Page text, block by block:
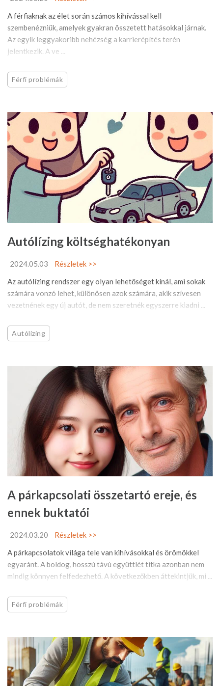
A férfiaknak az élet során számos kihívással kell
szembenézniük, amelyek gyakran összetett hatásokkal járnak.
Az egyik leggyakoribb nehézség a karrierépítés terén
jelentkezik. A ve ...
Férfi problémák
Autólízing költséghatékonyan
2024.05.03
Részletek >>
Az autólízing rendszer egy olyan lehetőséget kínál, ami sokak
számára vonzó lehet, különösen azok számára, akik szívesen
vezetnének egy új autót, de nem szeretnék egyszerre kiadni ...
Autólízing
A párkapcsolati összetartó ereje, és
ennek buktatói
2024.03.20
Részletek >>
A párkapcsolatok világa tele van kihívásokkal és örömökkel
egyaránt. A boldog, hosszú távú együttlét titka azonban nem
mindig könnyen felfedezhető. A következőkben áttekintjük, mi ...
Férfi problémák